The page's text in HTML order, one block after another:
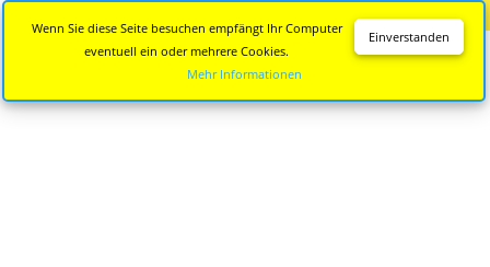
Einverstanden
Wenn Sie diese Seite besuchen empfängt Ihr Computer
eventuell ein oder mehrere Cookies.
Mehr Informationen